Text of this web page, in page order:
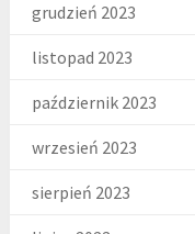
grudzień 2023
listopad 2023
październik 2023
wrzesień 2023
sierpień 2023